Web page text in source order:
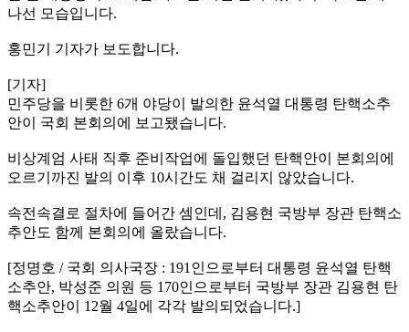
나선 모습입니다.
홍민기 기자가 보도합니다.
[기자]
민주당을 비롯한 6개 야당이 발의한 윤석열 대통령 탄핵소추
안이 국회 본회의에 보고됐습니다.
비상계엄 사태 직후 준비작업에 돌입했던 탄핵안이 본회의에
오르기까진 발의 이후 10시간도 채 걸리지 않았습니다.
속전속결로 절차에 들어간 셈인데, 김용현 국방부 장관 탄핵소
추안도 함께 본회의에 올랐습니다.
[정명호 / 국회 의사국장 : 191인으로부터 대통령 윤석열 탄핵
소추안, 박성준 의원 등 170인으로부터 국방부 장관 김용현 탄
핵소추안이 12월 4일에 각각 발의되었습니다.]